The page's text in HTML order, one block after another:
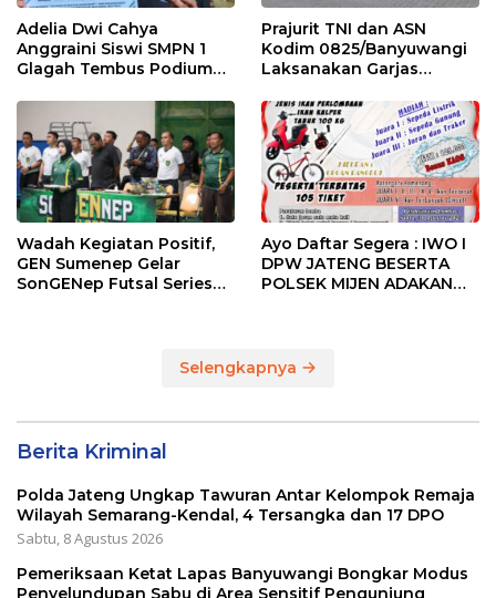
Adelia Dwi Cahya
Anggraini Siswi SMPN 1
Glagah Tembus Podium
Championship 1
Prajurit TNI dan ASN
Kodim 0825/Banyuwangi
Laksanakan Garjas
Wadah Kegiatan Positif,
GEN Sumenep Gelar
SonGENep Futsal Series
Ayo Daftar Segera : IWO I
DPW JATENG BESERTA
POLSEK MIJEN ADAKAN
Selengkapnya
Berita Kriminal
Polda Jateng Ungkap Tawuran Antar Kelompok Remaja
Wilayah Semarang-Kendal, 4 Tersangka dan 17 DPO
Sabtu, 8 Agustus 2026
Pemeriksaan Ketat Lapas Banyuwangi Bongkar Modus
Penyelundupan Sabu di Area Sensitif Pengunjung